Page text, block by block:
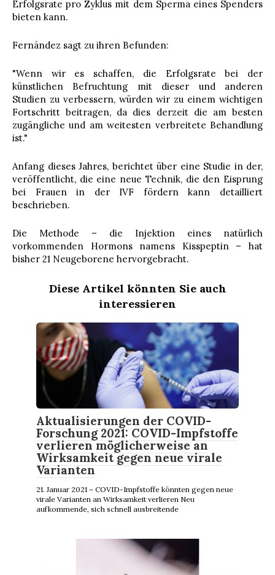
Erfolgsrate pro Zyklus mit dem Sperma eines Spenders
bieten kann.
Fernández sagt zu ihren Befunden:
"Wenn wir es schaffen, die Erfolgsrate bei der
künstlichen Befruchtung mit dieser und anderen
Studien zu verbessern, würden wir zu einem wichtigen
Fortschritt beitragen, da dies derzeit die am besten
zugängliche und am weitesten verbreitete Behandlung
ist."
Anfang dieses Jahres, berichtet über eine Studie in der,
veröffentlicht, die eine neue Technik, die den Eisprung
bei Frauen in der IVF fördern kann detailliert
beschrieben.
Die Methode – die Injektion eines natürlich
vorkommenden Hormons namens Kisspeptin – hat
bisher 21 Neugeborene hervorgebracht.
Diese Artikel könnten Sie auch
interessieren
Aktualisierungen der COVID-
Forschung 2021: COVID-Impfstoffe
verlieren möglicherweise an
Wirksamkeit gegen neue virale
Varianten
21. Januar 2021 – COVID-Impfstoffe könnten gegen neue
virale Varianten an Wirksamkeit verlieren Neu
aufkommende, sich schnell ausbreitende